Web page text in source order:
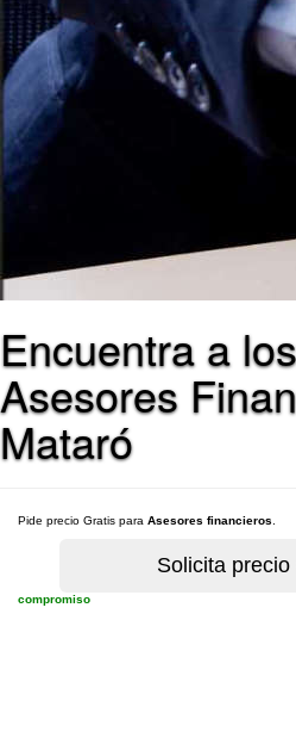
Encuentra a
Asesores
Mataró
Pide precio Gratis para Asesores financieros
compromiso